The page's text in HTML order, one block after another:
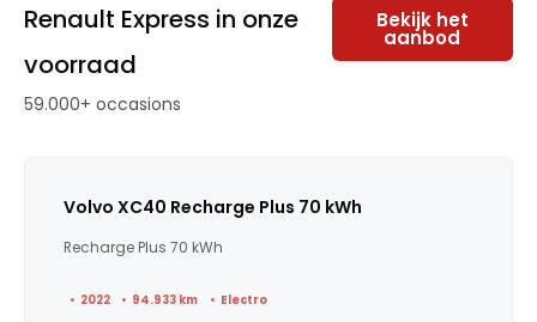
Renault Express in onze
voorraad
Bekijk het
aanbod
59.000+ occasions
Volvo XC40 Recharge Plus 70 kWh
Recharge Plus 70 kWh
2022 94.933 km Electro